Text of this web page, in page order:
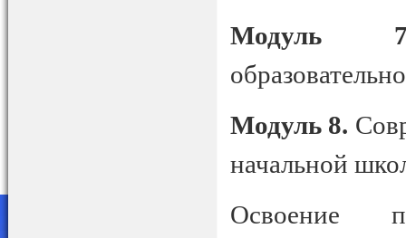
Модуль
Модуль 8.
начальной
Освоение